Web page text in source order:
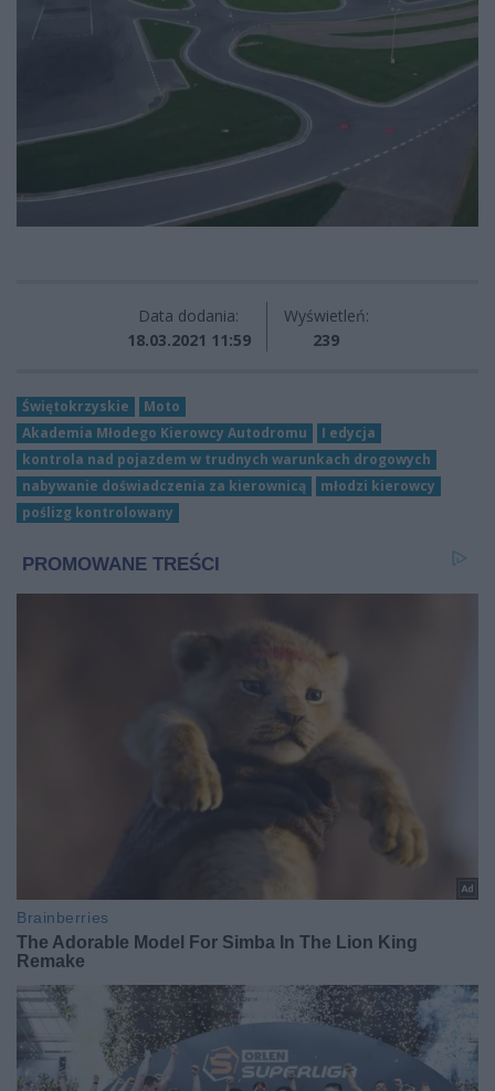
Data dodania:
18.03.2021 11:59
Wyświetleń:
239
Świętokrzyskie
Moto
Akademia Młodego Kierowcy Autodromu
I edycja
kontrola nad pojazdem w trudnych warunkach drogowych
nabywanie doświadczenia za kierownicą
młodzi kierowcy
poślizg kontrolowany